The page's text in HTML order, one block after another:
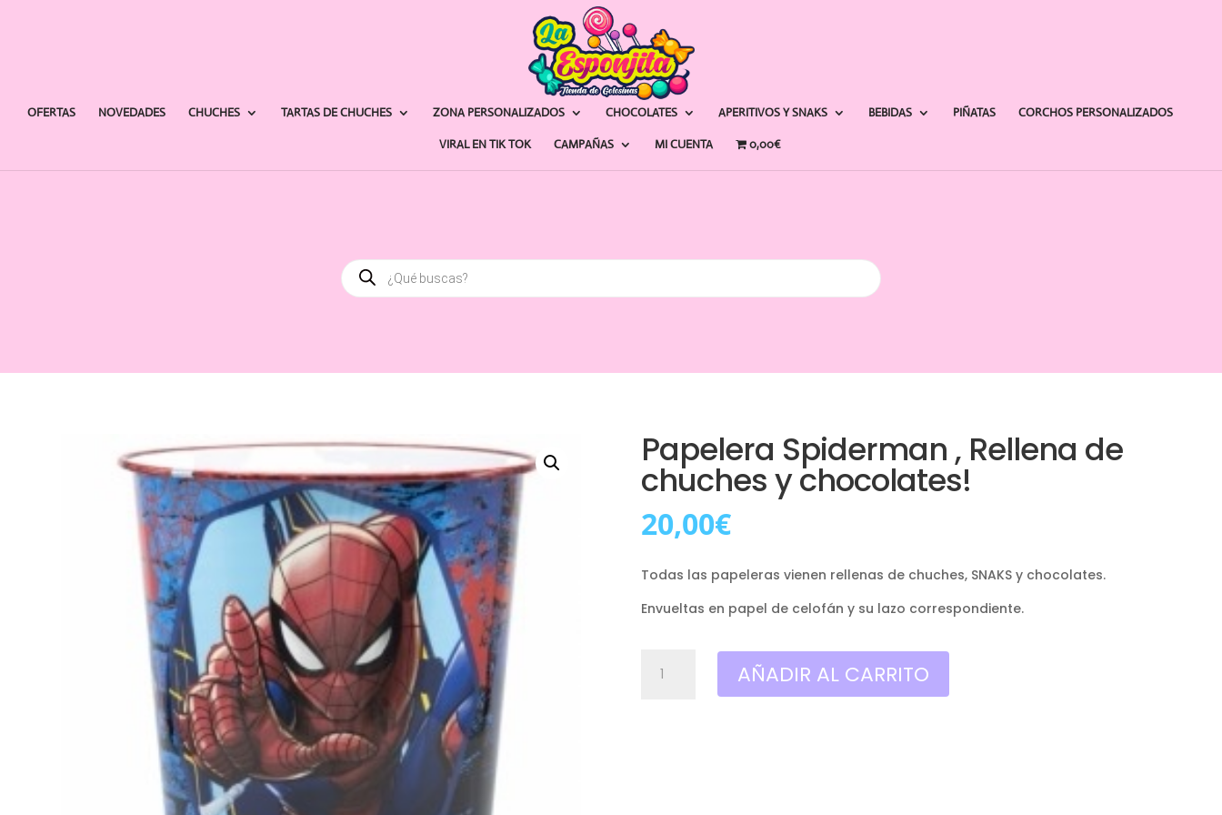
OFERTAS NOVEDADES CHUCHES TARTAS DE CHUCHES ZONA PERSONALIZADOS CHOCOLATES APERITIVOS Y SNAKS BEBIDAS PIÑATAS CORCHOS PERSONALIZADOS
VIRAL EN TIK TOK CAMPAÑAS MI CUENTA 0,00€
Búsqueda
de
productos
Papelera Spiderman , Rellena de
chuches y chocolates!
20,00€
Todas las papeleras vienen rellenas de chuches, SNAKS y chocolates.
Envueltas en papel de celofán y su lazo correspondiente.
Spiderman
AÑADIR AL CARRITO